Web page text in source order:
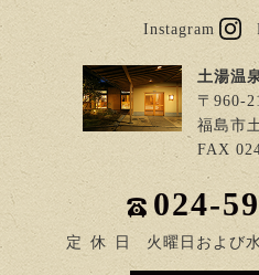
Instagram
土湯温
〒960-
福島市
FAX
024-
定 休 日 火曜日および